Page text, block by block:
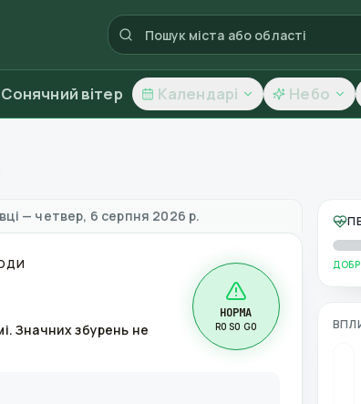
Сонячний вітер Календарі Небо
та якість повітря
— четвер, 6 серпня 2026 р.
Значних збурень не
НОРМА
R0 S0 G0